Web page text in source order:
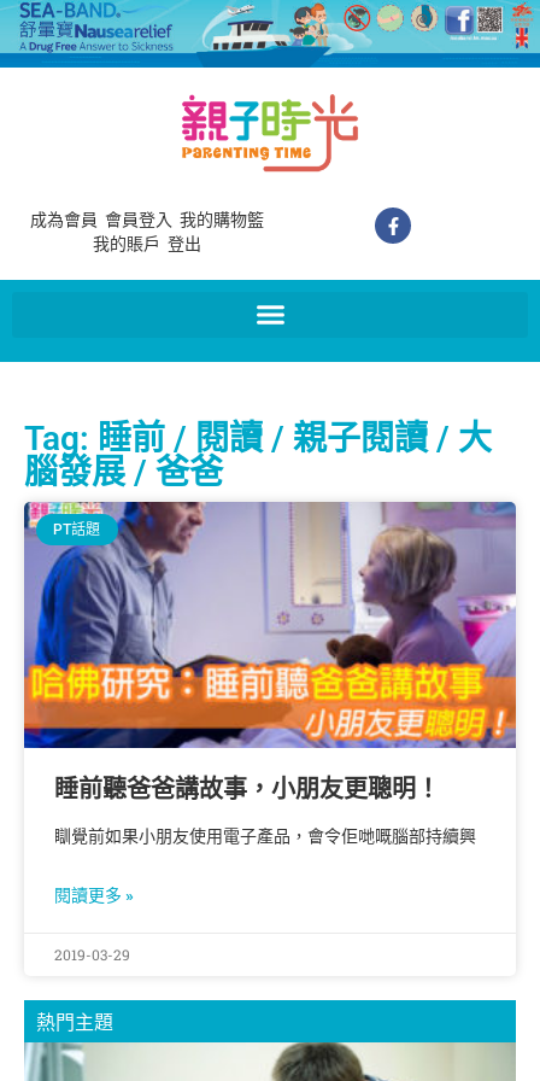
成為會員 會員登入 我的購物籃
我的賬戶 登出
Tag: 睡前 / 閱讀 / 親子閱讀 / 大
腦發展 / 爸爸
PT話題
睡前聽爸爸講故事，小朋友更聰明！
瞓覺前如果小朋友使用電子產品，會令佢哋嘅腦部持續興
閱讀更多 »
2019-03-29
熱門主題